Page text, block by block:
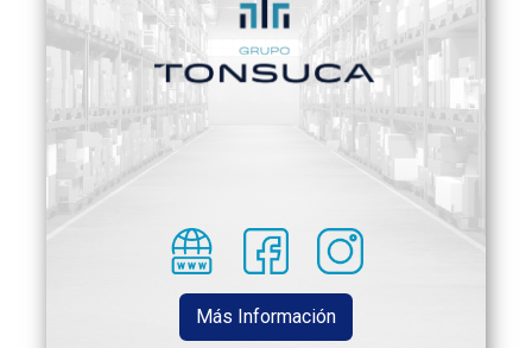
Más Información